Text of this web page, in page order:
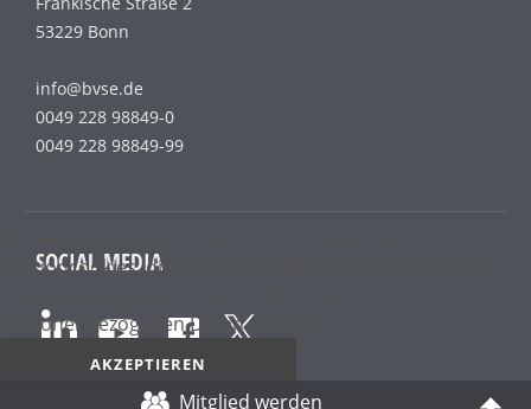
53229 Bonn
info@bvse.de
0049 228 98849-0
0049 228 98849-99
SOCIAL MEDIA
Mitglied werden
Sessioncookies, die das einwandfreie Funktionieren der
personenbezogenen Daten enthalten.
AKZEPTIEREN